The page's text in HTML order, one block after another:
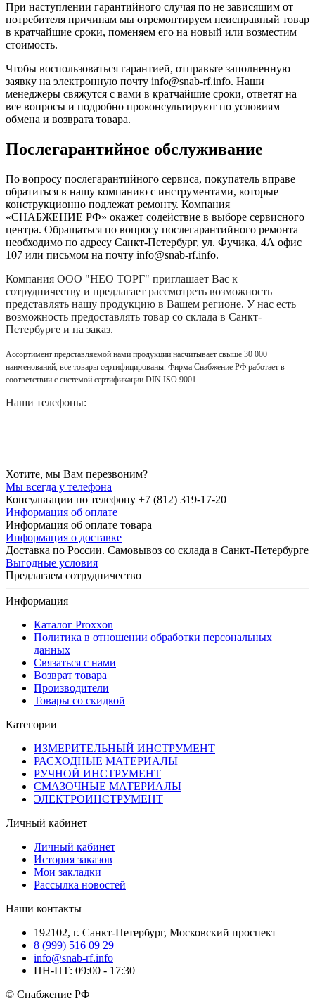
При наступлении гарантийного случая по не зависящим от
потребителя причинам мы отремонтируем неисправный товар
в кратчайшие сроки, поменяем его на новый или возместим
стоимость.
Чтобы воспользоваться гарантией, отправьте заполненную
заявку на электронную почту info@snab-rf.info. Наши
менеджеры свяжутся с вами в кратчайшие сроки, ответят на
все вопросы и подробно проконсультируют по условиям
обмена и возврата товара.
Послегарантийное обслуживание
По вопросу послегарантийного сервиса, покупатель вправе
обратиться в нашу компанию с инструментами, которые
конструкционно подлежат ремонту. Компания
«СНАБЖЕНИЕ РФ» окажет содействие в выборе сервисного
центра. Обращаться по вопросу послегарантийного ремонта
необходимо по адресу Санкт-Петербург, ул. Фучика, 4А офис
107 или письмом на почту info@snab-rf.info.
Компания ООО "НЕО ТОРГ" приглашает Вас к
сотрудничеству и предлагает рассмотреть возможность
представлять нашу продукцию в Вашем регионе. У нас есть
возможность предоставлять товар со склада в Санкт-
Петербурге и на заказ.
Ассортимент представляемой нами продукции насчитывает свыше 30 000
наименований, все товары сертифицированы. Фирма Снабжение РФ работает в
соответствии с системой сертификации DIN ISO 9001.
Наши телефоны:
Хотите, мы Вам перезвоним?
Мы всегда у телефона
Консультации по телефону +7 (812) 319-17-20
Информация об оплате
Информация об оплате товара
Информация о доставке
Доставка по России. Самовывоз со склада в Санкт-Петербурге
Выгодные условия
Предлагаем сотрудничество
Информация
Каталог Proxxon
Политика в отношении обработки персональных
данных
Связаться с нами
Возврат товара
Производители
Товары со скидкой
Категории
ИЗМЕРИТЕЛЬНЫЙ ИНСТРУМЕНТ
РАСХОДНЫЕ МАТЕРИАЛЫ
РУЧНОЙ ИНСТРУМЕНТ
СМАЗОЧНЫЕ МАТЕРИАЛЫ
ЭЛЕКТРОИНСТРУМЕНТ
Личный кабинет
Личный кабинет
История заказов
Мои закладки
Рассылка новостей
Наши контакты
192102, г. Санкт-Петербург, Московский проспект
8 (999) 516 09 29
info@snab-rf.info
ПН-ПТ: 09:00 - 17:30
© Снабжение РФ